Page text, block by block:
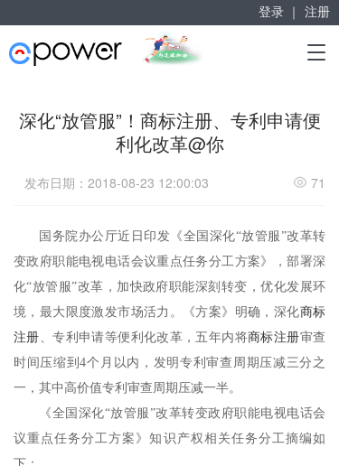
T
l
a
g
a
t
i
o
n
赋能“大众创业”
掘金万亿企业服务市场！
登录 ｜ 注册
深化“放管服”！商标注册、专利申请便
利化改革@你
发布日期：2018-08-23 12:00:03 71
国务院办公厅近日印发《全国深化“放管服”改革转
变政府职能电视电话会议重点任务分工方案》，部署深
化“放管服”改革，加快政府职能深刻转变，优化发展环
境，最大限度激发市场活力。《方案》明确，深化商标
注册、专利申请等便利化改革，五年内将商标注册审查
时间压缩到4个月以内，发明专利审查周期压减三分之
一，其中高价值专利审查周期压减一半。
《全国深化“放管服”改革转变政府职能电视电话会
议重点任务分工方案》知识产权相关任务分工摘编如